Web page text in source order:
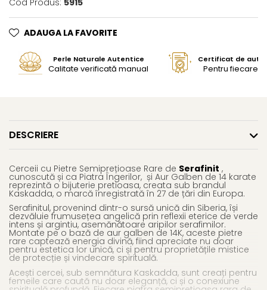
ADAUGA LA FAVORITE
Perle Naturale Autentice
Calitate verificată manual
Certificat de
Pentru fiecare
DESCRIERE
Cerceii cu Pietre Semiprețioase Rare de Serafinit ,
cunoscută și ca Piatra Îngerilor, și Aur Galben de 14 karate
reprezintă o bijuterie pretioasa, creata sub brandul
Kaskadda, o marcă înregistrată în 27 de țări din Europa.
Serafinitul, provenind dintr-o sursă unică din Siberia, își
dezvăluie frumusețea angelică prin reflexii eterice de verde
intens și argintiu, asemănătoare aripilor serafimilor.
Montate pe o bază de aur galben de 14K, aceste pietre
rare captează energia divină, fiind apreciate nu doar
pentru estetica lor unică, ci și pentru proprietățile mistice
de protecție și vindecare spirituală.
Acești cercei, sub semnătura Kaskadda, sunt creați pentru
femeile care caută nu doar eleganță, ci și o conexiune